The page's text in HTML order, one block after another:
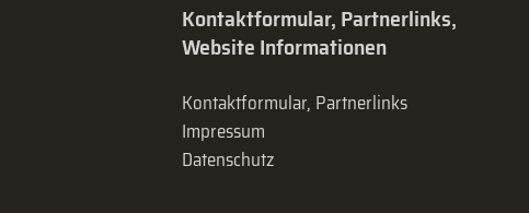
Kontaktformular, Partnerlinks,
Website Informationen
Kontaktformular, Partnerlinks
Impressum
Datenschutz